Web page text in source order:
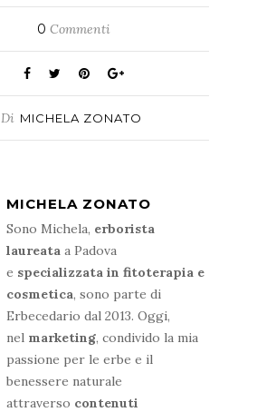
0 Commenti
Di MICHELA ZONATO
MICHELA ZONATO
Sono Michela, erborista
laureata a Padova
e specializzata in fitoterapia e
cosmetica, sono parte di
Erbecedario dal 2013. Oggi,
nel marketing, condivido la mia
passione per le erbe e il
benessere naturale
attraverso contenuti